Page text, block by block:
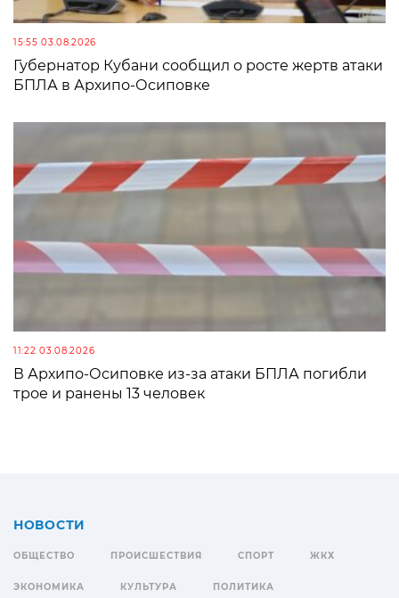
15:55 03.08.2026
Губернатор Кубани сообщил о росте жертв атаки
БПЛА в Архипо-Осиповке
11:22 03.08.2026
В Архипо-Осиповке из-за атаки БПЛА погибли
трое и ранены 13 человек
НОВОСТИ
ОБЩЕСТВО ПРОИСШЕСТВИЯ СПОРТ ЖКХ
ЭКОНОМИКА КУЛЬТУРА ПОЛИТИКА